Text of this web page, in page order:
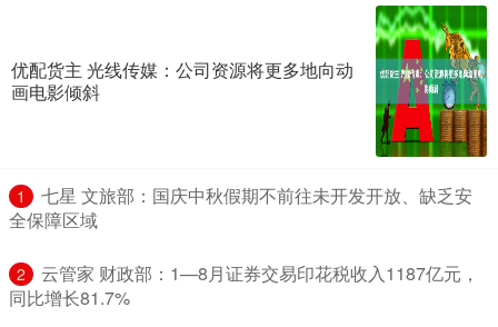
优配货主 光线传媒：公司资源将更多地向动
画电影倾斜
1
​七星 文旅部：国庆中秋假期不前往未开发开放、缺乏安
全保障区域
2
​云管家 财政部：1—8月证券交易印花税收入1187亿元，
同比增长81.7%